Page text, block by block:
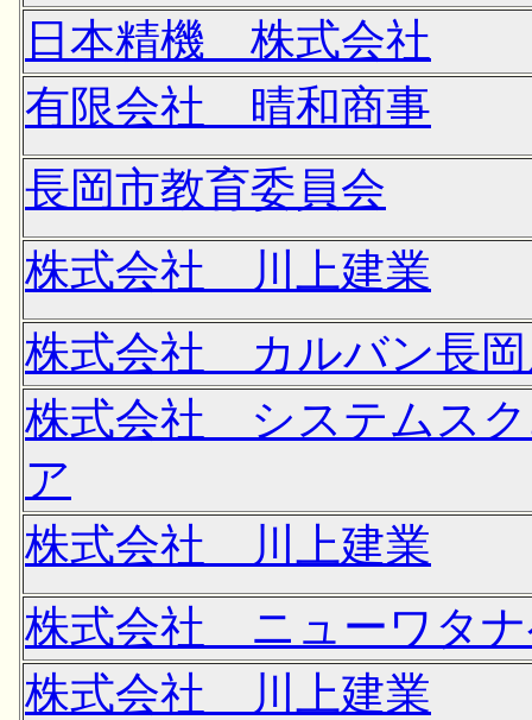
日本精機 株式会社
有限会社 晴和商事
長岡市教育委員会
株式会社 川上建業
株式会社 カルバン長
株式会社 システムス
ア
株式会社 川上建業
株式会社 ニューワタ
株式会社 川上建業